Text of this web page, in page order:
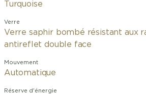
Turquoise
Verre
Verre saphir bombé résistant aux
antireflet double face
Mouvement
Automatique
Réserve d'énergie